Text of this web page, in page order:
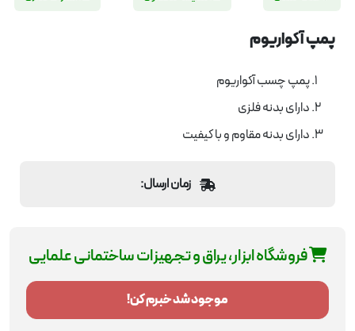
پمپ آکواریوم
پمپ چسب آکواریوم
دارای بدنه فلزی
دارای بدنه مقاوم و با کیفیت
زمان ارسال:
فروشگاه ابزار، یراق و تجهیزات ساختمانی علمایی
موجود شد خبرم کن!